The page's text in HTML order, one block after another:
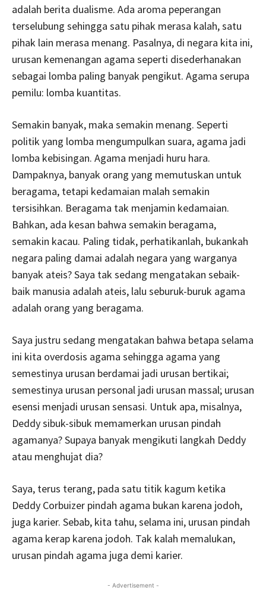
adalah berita dualisme. Ada aroma peperangan
terselubung sehingga satu pihak merasa kalah, satu
pihak lain merasa menang. Pasalnya, di negara kita ini,
urusan kemenangan agama seperti disederhanakan
sebagai lomba paling banyak pengikut. Agama serupa
pemilu: lomba kuantitas.
Semakin banyak, maka semakin menang. Seperti
politik yang lomba mengumpulkan suara, agama jadi
lomba kebisingan. Agama menjadi huru hara.
Dampaknya, banyak orang yang memutuskan untuk
beragama, tetapi kedamaian malah semakin
tersisihkan. Beragama tak menjamin kedamaian.
Bahkan, ada kesan bahwa semakin beragama,
semakin kacau. Paling tidak, perhatikanlah, bukankah
negara paling damai adalah negara yang warganya
banyak ateis? Saya tak sedang mengatakan sebaik-
baik manusia adalah ateis, lalu seburuk-buruk agama
adalah orang yang beragama.
Saya justru sedang mengatakan bahwa betapa selama
ini kita overdosis agama sehingga agama yang
semestinya urusan berdamai jadi urusan bertikai;
semestinya urusan personal jadi urusan massal; urusan
esensi menjadi urusan sensasi. Untuk apa, misalnya,
Deddy sibuk-sibuk memamerkan urusan pindah
agamanya? Supaya banyak mengikuti langkah Deddy
atau menghujat dia?
Saya, terus terang, pada satu titik kagum ketika
Deddy Corbuizer pindah agama bukan karena jodoh,
juga karier. Sebab, kita tahu, selama ini, urusan pindah
agama kerap karena jodoh. Tak kalah memalukan,
urusan pindah agama juga demi karier.
- Advertisement -